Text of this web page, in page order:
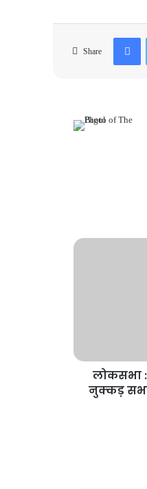
Share
लोकसभा
नुक्कड़